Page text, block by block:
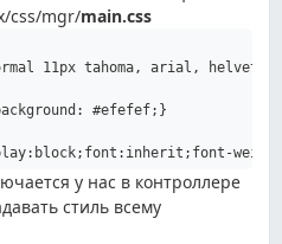
css/mgr/main.css
11px tahoma, arial,
#efefef;}
у нас в контроллере
стиль всему